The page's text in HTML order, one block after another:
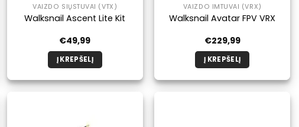
VAIZDO SIŲSTUVAI (VTX)
Walksnail Ascent Lite Kit
€49,99
Į KREPŠELĮ
VAIZDO IMTUVAI (VRX)
Walksnail Avatar FPV VRX
€229,99
Į KREPŠELĮ